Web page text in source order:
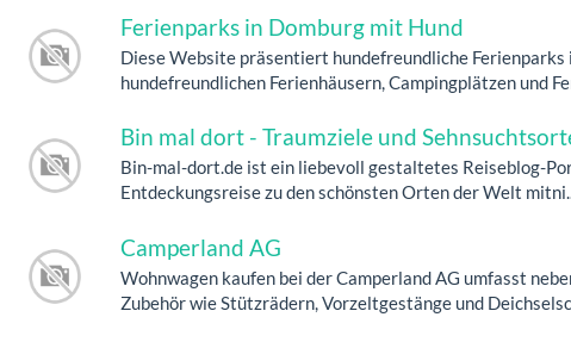
Ferienparks in Domburg mit Hund
Diese Website präsentiert hundefreundliche Ferienparks
hundefreundlichen Ferienhäusern, Campingplätzen und
Bin mal dort - Traumziele und
Bin-mal-dort.de ist ein liebevoll gestaltetes Reiseblog-
Entdeckungsreise zu den schönsten Orten der Welt
Camperland AG
Wohnwagen kaufen bei der Camperland AG umfasst
Zubehör wie Stützrädern, Vorzeltgestänge und